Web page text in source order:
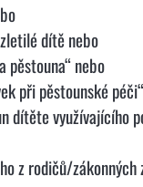
dítě nebo
pěstouna“ nebo
při pěstounské
dítěte využívajícího
z rodičů/